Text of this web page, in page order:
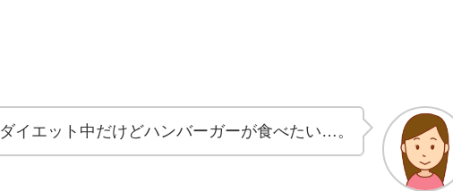
ダイエット中だけどハンバーガーが食べたい…。